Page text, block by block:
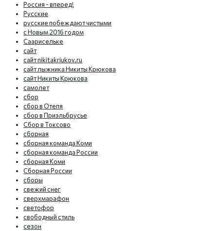
Россия - вперед!
Русские
русские побеждают чистыми
с Новым 2016 годом
Саарисельке
сайт
сайт nikitakriukov.ru
сайт лыжника Никиты Крюкова
сайт Никиты Крюкова
самолет
сбор
сбор в Отепя
сбор в Приэльбрусье
Сбор в Токсово
сборная
сборная команда Коми
сборная команда России
сборная Коми
Сборная России
сборы
свежий снег
сверхмарафон
светофор
свободный стиль
сезон